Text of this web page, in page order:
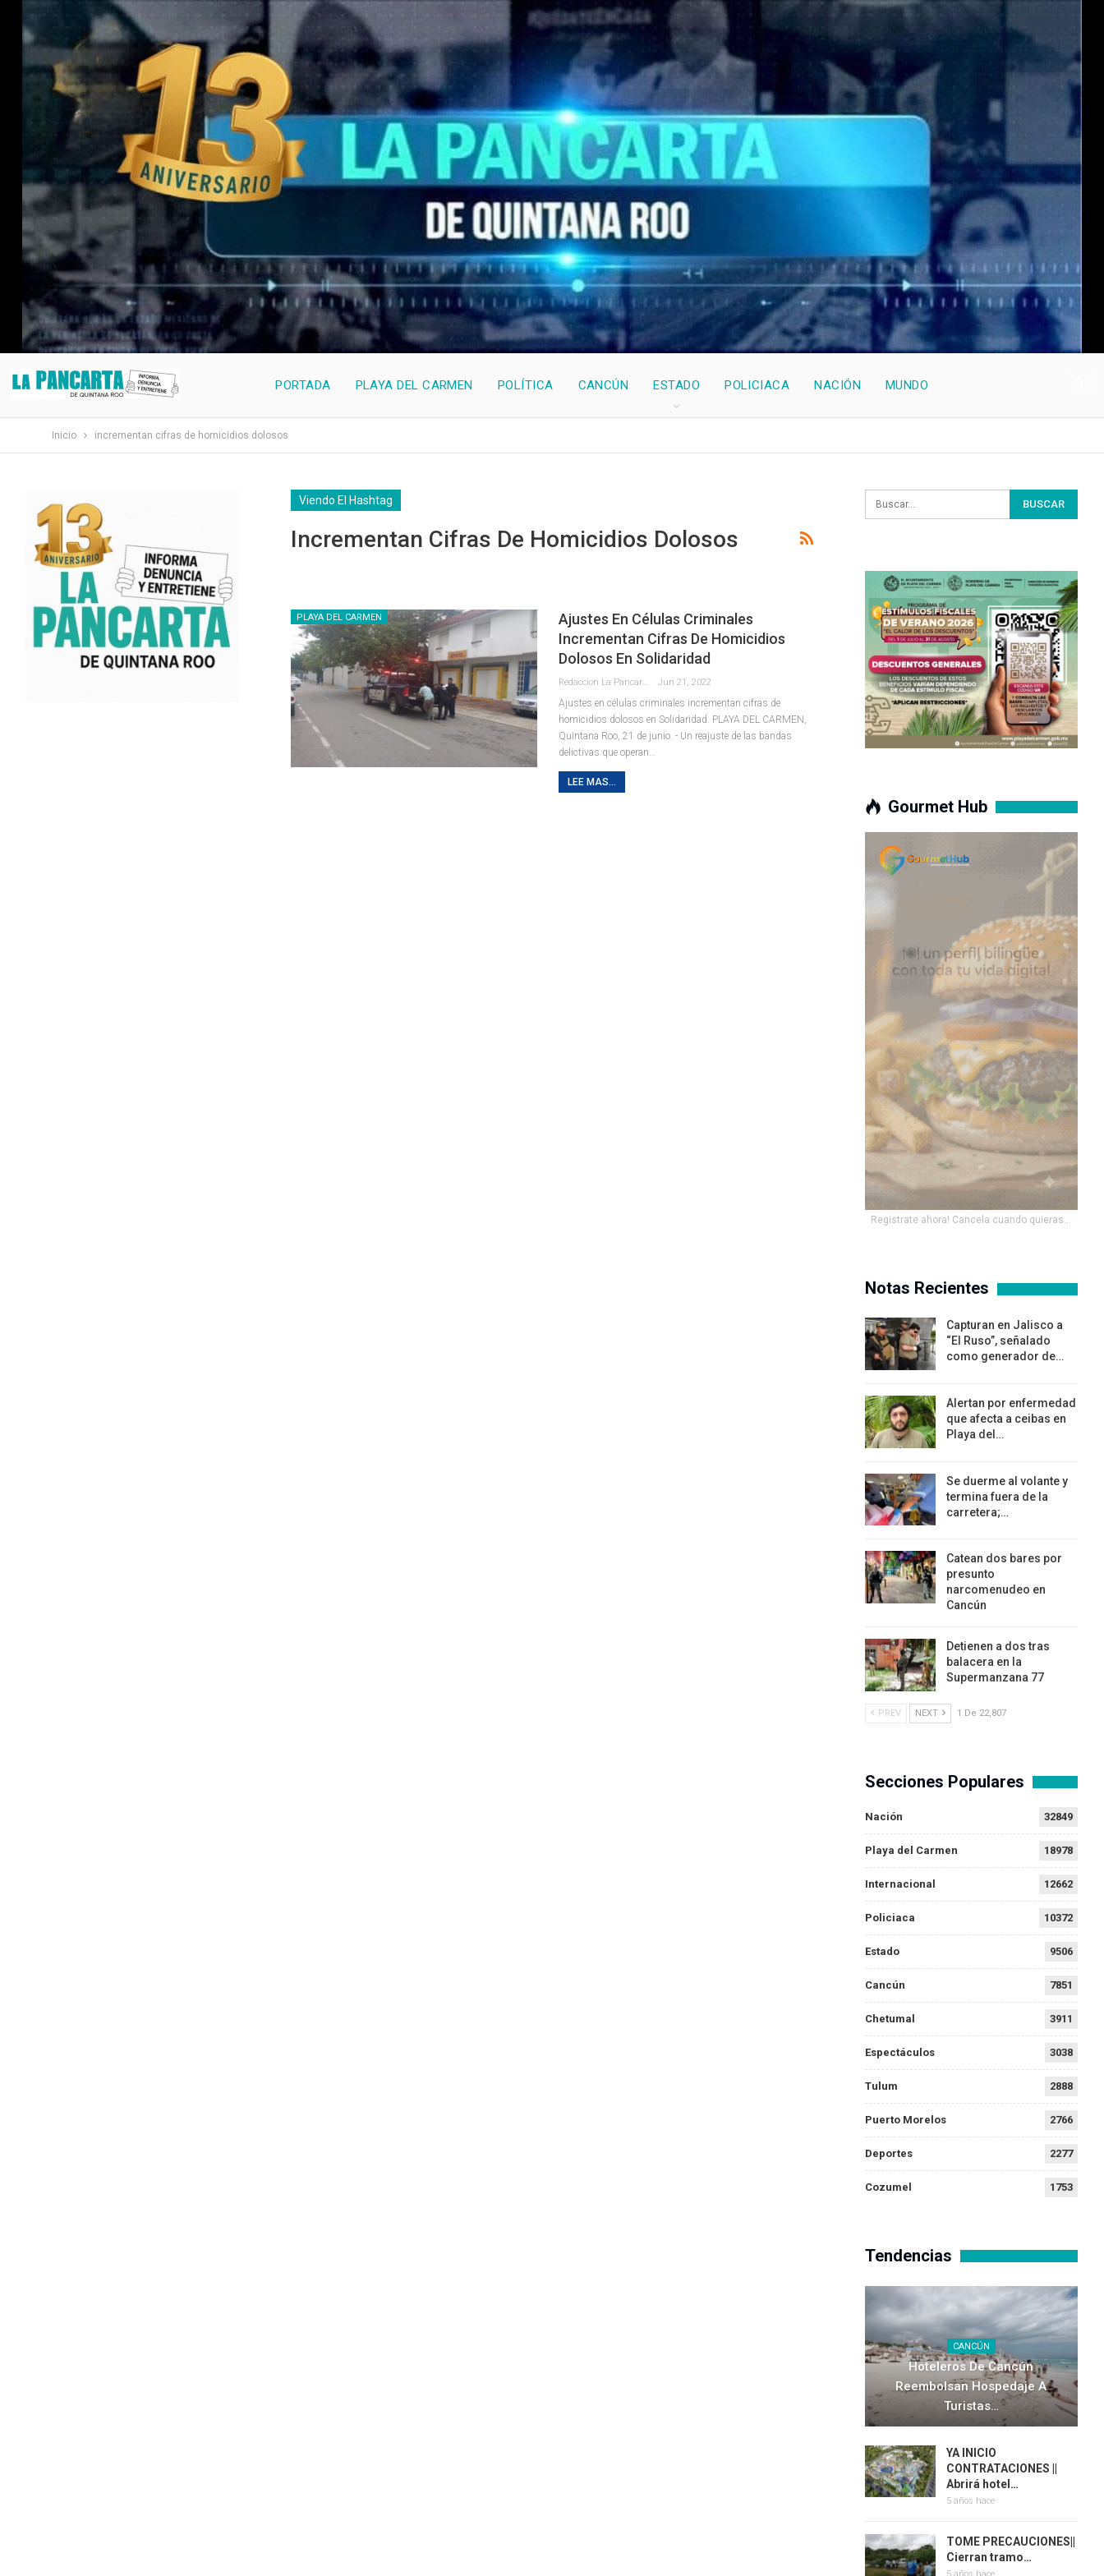
PORTADA PLAYA DEL CARMEN POLÍTICA CANCÚN ESTADO POLICIACA NACIÓN MUNDO
Inicio incrementan cifras de homicidios dolosos
Viendo El Hashtag
Incrementan Cifras De Homicidios Dolosos
PLAYA DEL CARMEN
Ajustes En Células Criminales
Incrementan Cifras De Homicidios
Dolosos En Solidaridad
Jun 21, 2022
Ajustes en células criminales incrementan cifras de
homicidios dolosos en Solidaridad. PLAYA DEL CARMEN,
Quintana Roo, 21 de junio. - Un reajuste de las bandas
delictivas que operan
LEE MAS...
Gourmet Hub
Registrate ahora! Cancela cuando quieras...
Notas Recientes
Capturan en Jalisco a
“El Ruso”, señalado
como generador de…
Alertan por enfermedad
que afecta a ceibas en
Playa del…
Se duerme al volante y
termina fuera de la
carretera;…
Catean dos bares por
presunto
narcomenudeo en
Cancún
Detienen a dos tras
balacera en la
Supermanzana 77
PREV NEXT 1 De 22,807
Secciones Populares
Nación 32849
Playa del Carmen 18978
Internacional 12662
Policiaca 10372
Estado 9506
Cancún 7851
Chetumal 3911
Espectáculos 3038
Tulum 2888
Puerto Morelos 2766
Deportes 2277
Cozumel 1753
Tendencias
CANCÚN
Hoteleros De Cancún
Reembolsan Hospedaje A
Turistas…
YA INICIO
CONTRATACIONES ||
Abrirá hotel…
5 años hace
TOME PRECAUCIONES||
Cierran tramo…
5 años hace